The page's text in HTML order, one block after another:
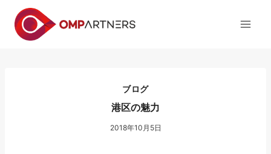
ブログ
港区の魅力
2018年10月5日